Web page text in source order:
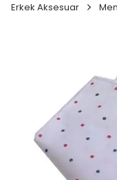
Erkek Aksesuar